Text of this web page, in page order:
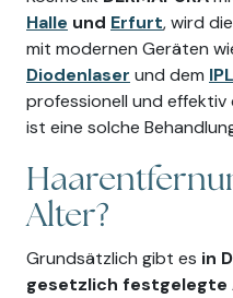
Halle und Erfurt, wird
mit modernen Geräten
Diodenlaser und dem
professionell und
ist eine solche
Alter?
Grundsätzlich gibt es in
gesetzlich festgelegte